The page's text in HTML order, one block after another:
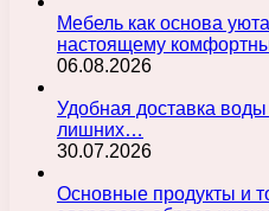
Мебель как основа
настоящему
06.08.2026
Удобная доставка
лишних…
30.07.2026
Основные продукты и